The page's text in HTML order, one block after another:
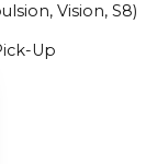
Vision, S8)
Up